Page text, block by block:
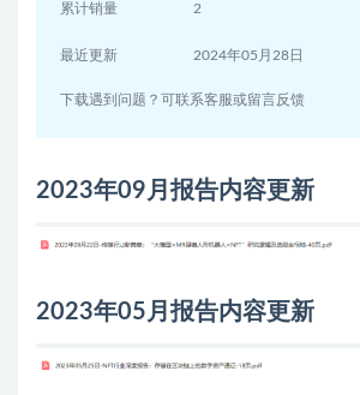
累计销量 2
最近更新 2024年05月28日
下载遇到问题？可联系客服或留言反馈
2023年09月报告内容更新
2023年05月报告内容更新